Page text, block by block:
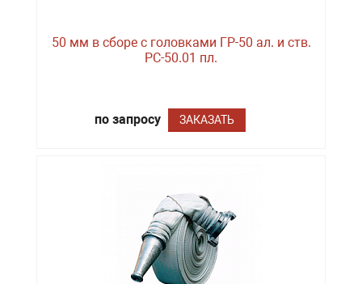
50 мм в сборе с головками ГР-50 ал. и ств.
РС-50.01 пл.
по запросу ЗАКАЗАТЬ